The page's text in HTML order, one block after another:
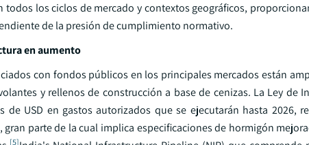
los ciclos de mercado y contextos geográficos,
de la presión de cumplimiento normativo.
en aumento
con fondos públicos en los principales mercados están
y rellenos de construcción a base de cenizas. La Ley de
de USD en gastos autorizados que se ejecutarán hasta 2026,
gran parte de la cual implica especificaciones de hormigón
[5]